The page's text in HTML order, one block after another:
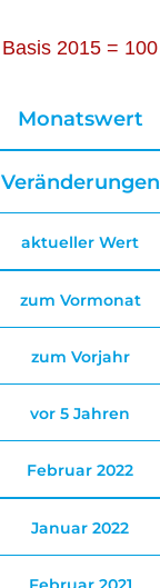
Basis 2015 = 100
Monatswert
Veränderungen
aktueller Wert
zum Vormonat
zum Vorjahr
vor 5 Jahren
Februar 2022
Januar 2022